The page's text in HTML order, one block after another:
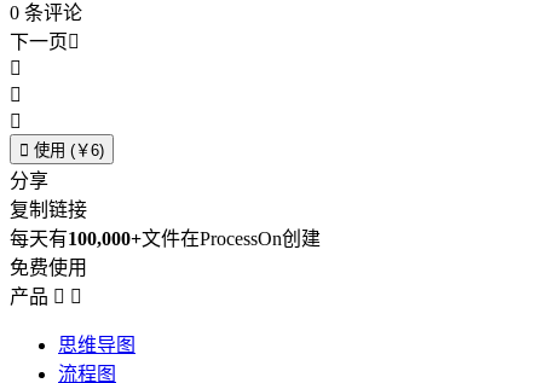
0 条评论
下一页



 使用 (￥6)
分享
复制链接
每天有100,000+文件在ProcessOn创建
免费使用
产品  
思维导图
流程图